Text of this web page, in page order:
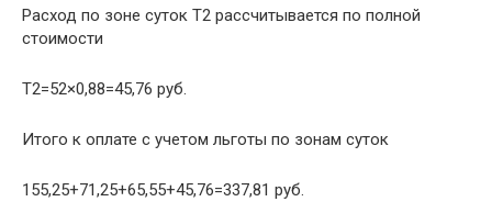
Расход по зоне суток Т2 рассчитывается по полной
стоимости
Т2=52×0,88=45,76 руб.
Итого к оплате с учетом льготы по зонам суток
155,25+71,25+65,55+45,76=337,81 руб.